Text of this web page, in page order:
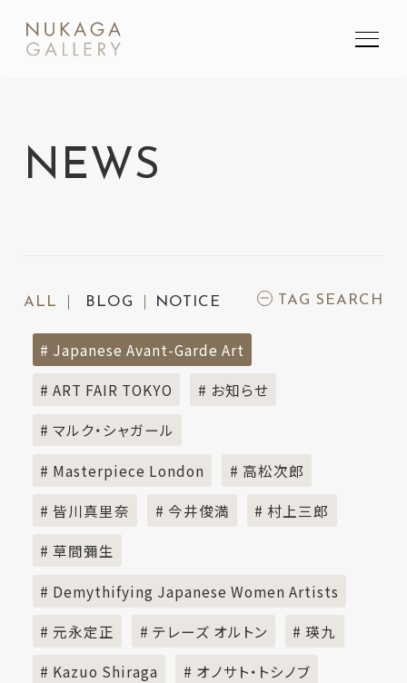
NEWS
ALL BLOG NOTICE TAG SEARCH
# Japanese Avant-Garde Art
# ART FAIR TOKYO # お知らせ
# マルク・シャガール
# Masterpiece London # 高松次郎
# 皆川真里奈 # 今井俊満 # 村上三郎
# 草間彌生
# Demythifying Japanese Women Artists
# 元永定正 # テレーズ オルトン # 瑛九
# Kazuo Shiraga # オノサト・トシノブ